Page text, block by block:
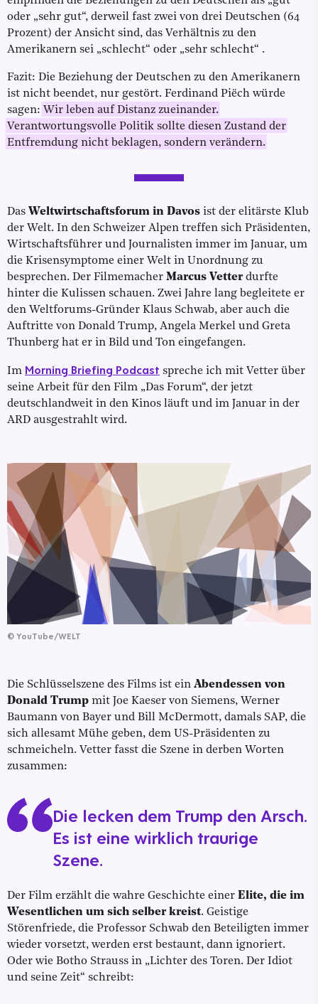
oder „sehr gut“, derweil fast zwei von drei Deutschen (64
Prozent) der Ansicht sind, das Verhältnis zu den
Amerikanern sei „schlecht“ oder „sehr schlecht“ .
Fazit: Die Beziehung der Deutschen zu den Amerikanern
ist nicht beendet, nur gestört. Ferdinand Piëch würde
sagen: Wir leben auf Distanz zueinander.
Verantwortungsvolle Politik sollte diesen Zustand der
Entfremdung nicht beklagen, sondern verändern.
Das Weltwirtschaftsforum in Davos ist der elitärste Klub
der Welt. In den Schweizer Alpen treffen sich Präsidenten,
Wirtschaftsführer und Journalisten immer im Januar, um
die Krisensymptome einer Welt in Unordnung zu
besprechen. Der Filmemacher Marcus Vetterdurfte
hinter die Kulissen schauen. Zwei Jahre lang begleitete er
den Weltforums-Gründer Klaus Schwab, aber auch die
Auftritte von Donald Trump, Angela Merkel und Greta
Thunberg hat er in Bild und Ton eingefangen.
Im Morning Briefing Podcast spreche ich mit Vetter über
seine Arbeit für den Film „Das Forum“, der jetzt
deutschlandweit in den Kinos läuft und im Januar in der
ARD ausgestrahlt wird.
© YouTube/WELT
Die Schlüsselszene des Films ist ein Abendessen von
Donald Trump mit Joe Kaeser von Siemens, Werner
Baumann von Bayer und Bill McDermott, damals SAP, die
sich allesamt Mühe geben, dem US-Präsidenten zu
schmeicheln. Vetter fasst die Szene in derben Worten
zusammen:
Die lecken dem Trump den Arsch.
Es ist eine wirklich traurige
Szene.
Der Film erzählt die wahre Geschichte einer Elite, die im
Wesentlichen um sich selber kreist. Geistige
Störenfriede, die Professor Schwab den Beteiligten immer
wieder vorsetzt, werden erst bestaunt, dann ignoriert.
Oder wie Botho Strauss in „Lichter des Toren. Der Idiot
und seine Zeit“ schreibt: